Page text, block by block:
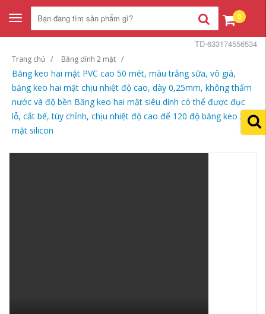
Toggle
navigation
0
Trang chủ Băng dính 2 mặt
Băng keo hai mặt PVC cao 50 mét, màu trắng sữa, vô giá,
băng keo hai mặt chịu nhiệt độ cao, dày 0,25mm, không thấm
nước và độ bền Băng keo hai mặt siêu dính có thể được đục
lỗ, cắt bế, tùy chỉnh, chịu nhiệt độ cao để 120 độ băng keo 2
mặt silicon
TD-633174556534